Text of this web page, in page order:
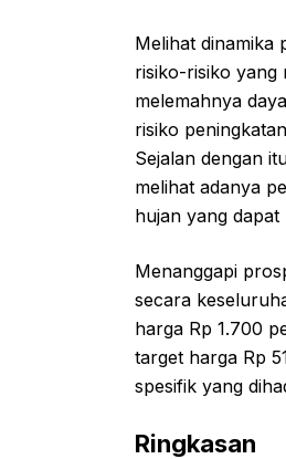
Melihat dinamika
risiko-risiko yang
melemahnya
risiko
Sejalan dengan
melihat adanya
hujan yang
Menanggapi
secara
harga Rp 1.700
target harga Rp
spesifik yang
Ringkasan